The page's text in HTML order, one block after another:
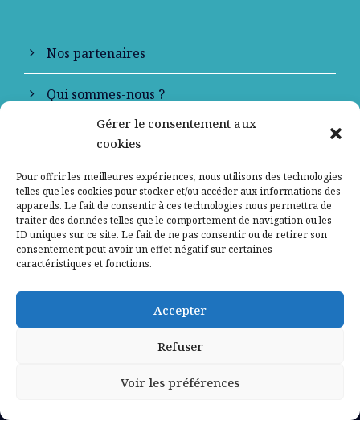
Gérer le consentement aux
cookies
Pour offrir les meilleures expériences, nous utilisons des technologies
telles que les cookies pour stocker et/ou accéder aux informations des
appareils. Le fait de consentir à ces technologies nous permettra de
traiter des données telles que le comportement de navigation ou les
ID uniques sur ce site. Le fait de ne pas consentir ou de retirer son
consentement peut avoir un effet négatif sur certaines
caractéristiques et fonctions.
Accepter
Refuser
Voir les préférences
Nos partenaires
Qui sommes-nous ?
Contactez-nous
Mentions légales
Politique de confidentialité